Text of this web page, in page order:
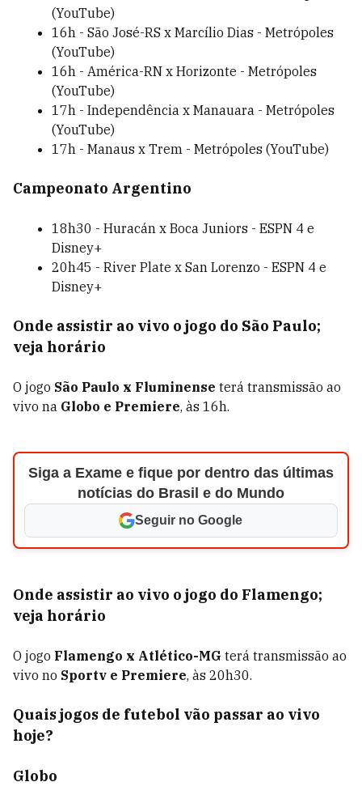
(YouTube)
16h - São José-RS x Marcílio Dias - Metrópoles
(YouTube)
16h - América-RN x Horizonte - Metrópoles
(YouTube)
17h - Independência x Manauara - Metrópoles
(YouTube)
17h - Manaus x Trem - Metrópoles (YouTube)
Campeonato Argentino
18h30 - Huracán x Boca Juniors - ESPN 4 e
Disney+
20h45 - River Plate x San Lorenzo - ESPN 4 e
Disney+
Onde assistir ao vivo o jogo do São Paulo;
veja horário
O jogo São Paulo x Fluminense terá transmissão ao
vivo na Globo e Premiere, às 16h.
Siga a Exame e fique por dentro das últimas
notícias do Brasil e do Mundo
Seguir no Google
Onde assistir ao vivo o jogo do Flamengo;
veja horário
O jogo Flamengo x Atlético-MG terá transmissão ao
vivo no Sportv e Premiere, às 20h30.
Quais jogos de futebol vão passar ao vivo
hoje?
Globo